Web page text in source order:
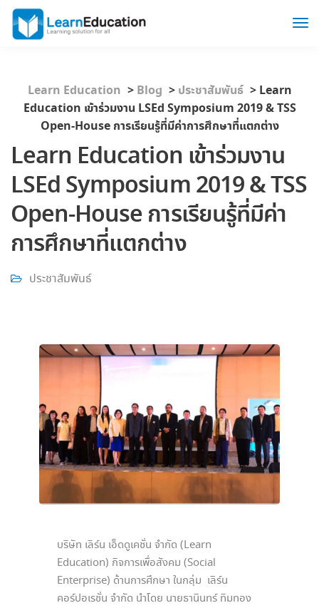
Learn Education > Blog > ประชาสัมพันธ์ > Learn
Education เข้าร่วมงาน LSEd Symposium 2019 & TSS
Open-House การเรียนรู้ที่มีค่าการศึกษาที่แตกต่าง
Learn Education เข้าร่วมงาน
LSEd Symposium 2019 & TSS
Open-House การเรียนรู้ที่มีค่า
การศึกษาที่แตกต่าง
ประชาสัมพันธ์
บริษัท เลิร์น เอ็ดดูเคชั่น จำกัด (Learn
Education) กิจการเพื่อสังคม (Social
Enterprise) ด้านการศึกษา ในกลุ่ม เลิร์น
คอร์ปอเรชั่น จำกัด นำโดย นายธานินทร์ ทิมทอง